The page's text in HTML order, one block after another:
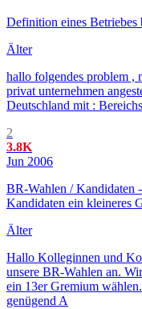
Definition eines Betriebes
Älter
hallo folgendes problem ,
privat unternehmen
Deutschland mit :
2
3.8K
Jun 2006
BR-Wahlen / Kandidaten
Kandidaten ein kleineres
Älter
Hallo Kolleginnen und
unsere BR-Wahlen an.
ein 13er Gremium
genügend A